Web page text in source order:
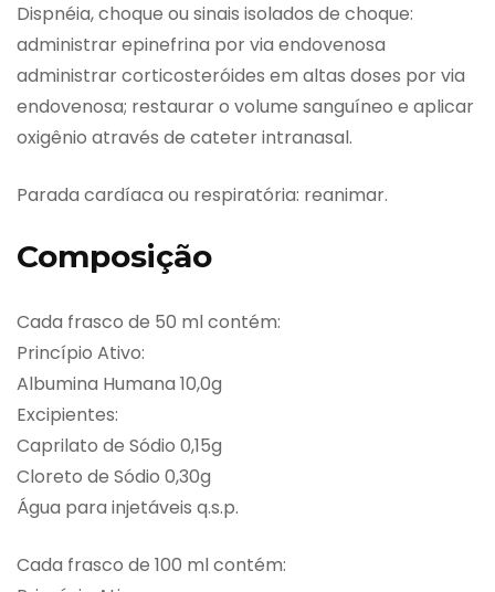
Dispnéia, choque ou sinais isolados de choque:
administrar epinefrina por via endovenosa
administrar corticosteróides em altas doses por via
endovenosa; restaurar o volume sanguíneo e aplicar
oxigênio através de cateter intranasal.
Parada cardíaca ou respiratória: reanimar.
Composição
Cada frasco de 50 ml contém:
Princípio Ativo:
Albumina Humana 10,0g
Excipientes:
Caprilato de Sódio 0,15g
Cloreto de Sódio 0,30g
Água para injetáveis q.s.p.
Cada frasco de 100 ml contém: